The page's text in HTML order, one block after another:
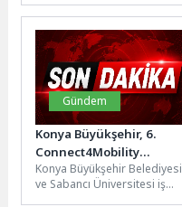
Otobüsü’nü ziyaret...
Gündem
Konya Büyükşehir, 6.
Connect4Mobility
Programı’na Ev Sahipliği
Yaptı
Konya Büyükşehir Belediyesi
ve Sabancı Üniversitesi iş